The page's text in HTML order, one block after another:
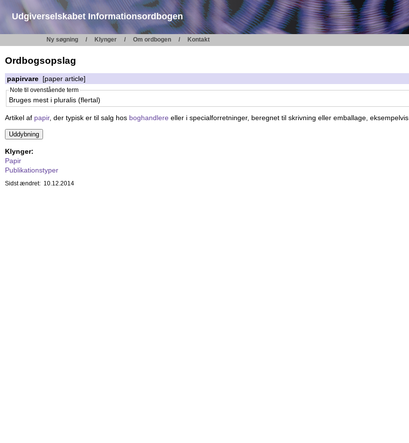
Udgiverselskabet Informationsordbogen
Ny søgning Klynger Om ordbogen Kontakt
Ordbogsopslag
papirvare [paper article]
Note til ovenstående term
Bruges mest i pluralis (flertal)
Artikel af papir, der typisk er til salg hos boghandlere eller i specialforretninger, beregnet til skrivning eller emballage, eksempelvis
Klynger:
Papir
Publikationstyper
Sidst ændret: 10.12.2014